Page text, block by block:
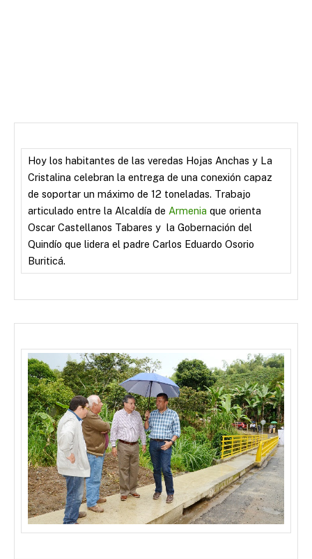
Hoy los habitantes de las veredas Hojas Anchas y La
Cristalina celebran la entrega de una conexión capaz
de soportar un máximo de 12 toneladas. Trabajo
articulado entre la Alcaldía de Armenia que orienta
Oscar Castellanos Tabares y la Gobernación del
Quindío que lidera el padre Carlos Eduardo Osorio
Buriticá.